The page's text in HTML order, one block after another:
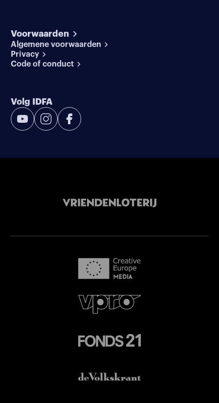
Voorwaarden
Algemene voorwaarden
Privacy
Code of conduct
Volg IDFA